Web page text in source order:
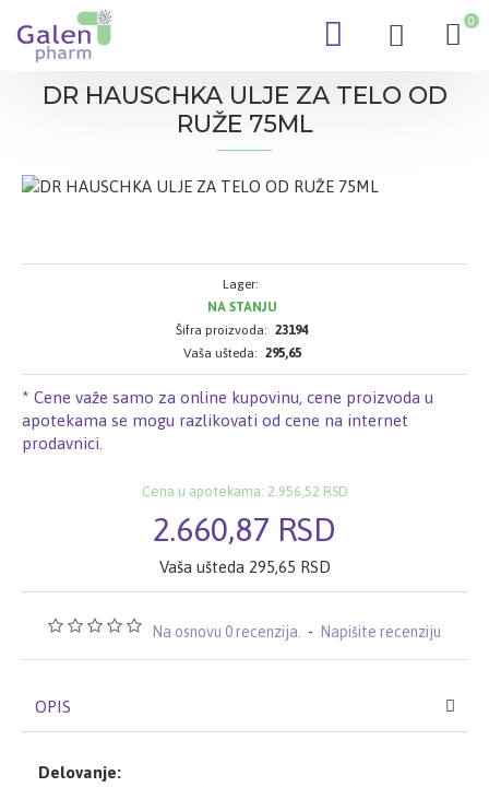
0
DR HAUSCHKA ULJE ZA TELO OD
RUŽE 75ML
Na osnovu 0 recenzija. - Napišite recenziju
* Cene važe samo za online kupovinu, cene proizvoda u
apotekama se mogu razlikovati od cene na internet
prodavnici.
2.660,87 RSD
Cena u apotekama: 2.956,52 RSD
Vaša ušteda 295,65 RSD
Lager:
NA STANJU
Šifra proizvoda: 23194
Vaša ušteda: 295,65
OPIS
Delovanje: